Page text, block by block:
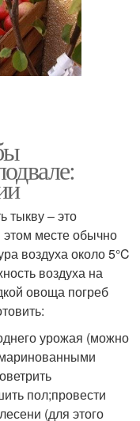
тыкву – это
этом месте обычно
воздуха около 5°C
воздуха на
овоща погреб
урожая (можно
пол;провести
(для этого